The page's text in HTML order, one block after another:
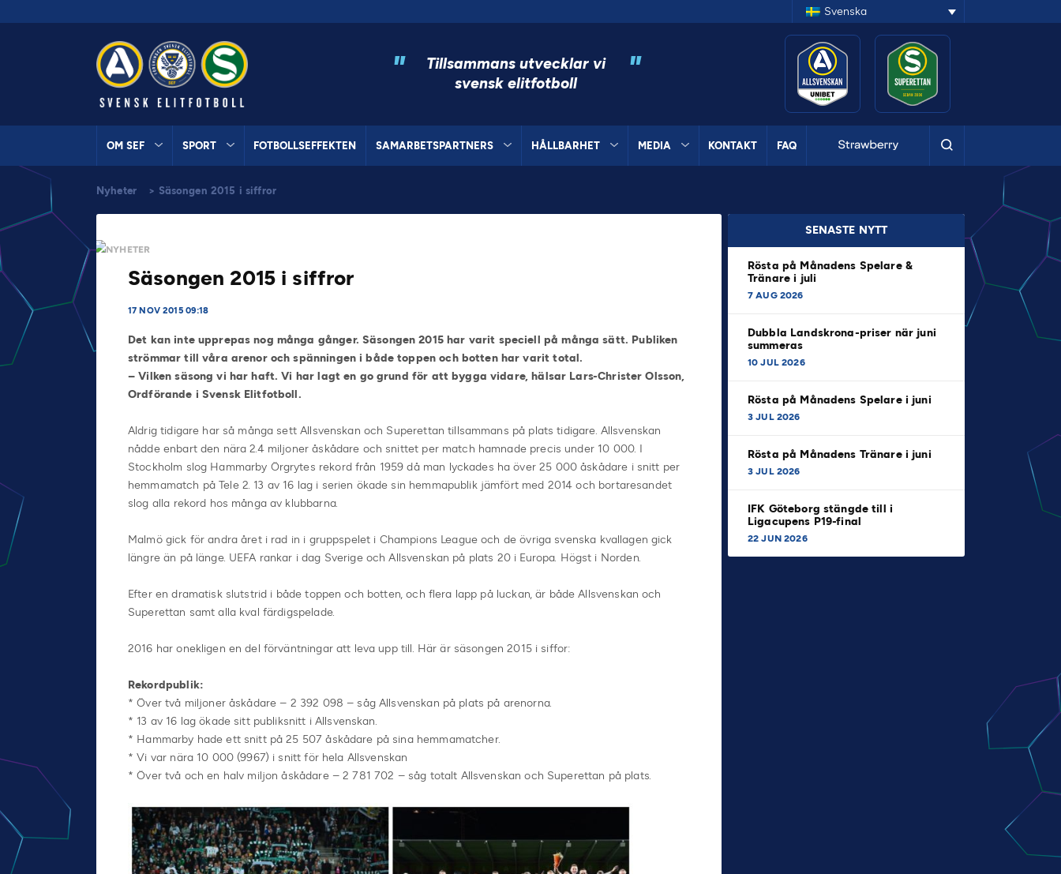
Svenska
"
Tillsammans utvecklar vi
svensk elitfotboll
"
OM SEF SPORT FOTBOLLSEFFEKTEN SAMARBETSPARTNERS HÅLLBARHET MEDIA KONTAKT FAQ
Nyheter > Säsongen 2015 i siffror
NYHETER
Säsongen 2015 i siffror
17 NOV 2015 09:18
Det kan inte upprepas nog många gånger. Säsongen 2015 har varit speciell på många sätt. Publiken
strömmar till våra arenor och spänningen i både toppen och botten har varit total.
– Vilken säsong vi har haft. Vi har lagt en go grund för att bygga vidare, hälsar Lars-Christer Olsson,
Ordförande i Svensk Elitfotboll.
Aldrig tidigare har så många sett Allsvenskan och Superettan tillsammans på plats tidigare. Allsvenskan
nådde enbart den nära 2.4 miljoner åskådare och snittet per match hamnade precis under 10 000. I
Stockholm slog Hammarby Örgrytes rekord från 1959 då man lyckades ha över 25 000 åskådare i snitt per
hemmamatch på Tele 2. 13 av 16 lag i serien ökade sin hemmapublik jämfört med 2014 och bortaresandet
slog alla rekord hos många av klubbarna.
Malmö gick för andra året i rad in i gruppspelet i Champions League och de övriga svenska kvallagen gick
längre än på länge. UEFA rankar i dag Sverige och Allsvenskan på plats 20 i Europa. Högst i Norden.
Efter en dramatisk slutstrid i både toppen och botten, och flera lapp på luckan, är både Allsvenskan och
Superettan samt alla kval färdigspelade.
2016 har onekligen en del förväntningar att leva upp till. Här är säsongen 2015 i siffor:
Rekordpublik:
* Över två miljoner åskådare – 2 392 098 – såg Allsvenskan på plats på arenorna.
* 13 av 16 lag ökade sitt publiksnitt i Allsvenskan.
* Hammarby hade ett snitt på 25 507 åskådare på sina hemmamatcher.
* Vi var nära 10 000 (9967) i snitt för hela Allsvenskan
* Över två och en halv miljon åskådare – 2 781 702 – såg totalt Allsvenskan och Superettan på plats.
SENASTE NYTT
Rösta på Månadens Spelare &
Tränare i juli
7 AUG 2026
Dubbla Landskrona-priser när juni
summeras
10 JUL 2026
Rösta på Månadens Spelare i juni
3 JUL 2026
Rösta på Månadens Tränare i juni
3 JUL 2026
IFK Göteborg stängde till i
Ligacupens P19-final
22 JUN 2026